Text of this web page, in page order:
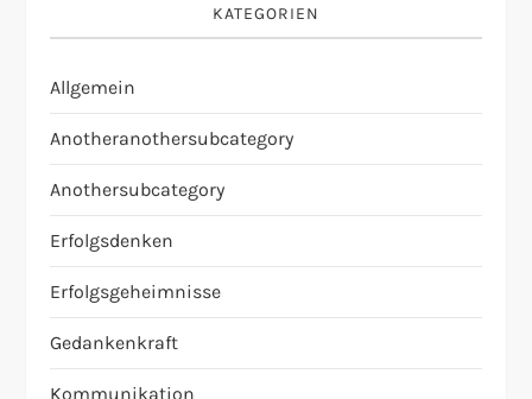
KATEGORIEN
Allgemein
Anotheranothersubcategory
Anothersubcategory
Erfolgsdenken
Erfolgsgeheimnisse
Gedankenkraft
Kommunikation